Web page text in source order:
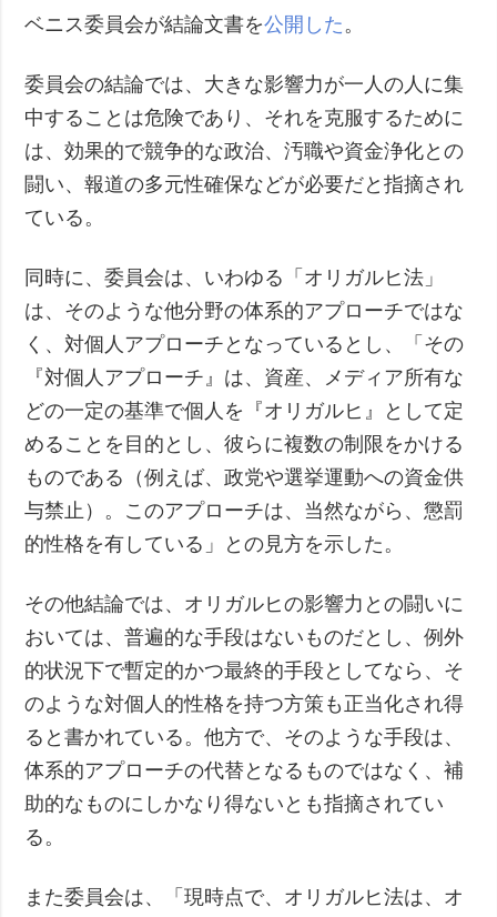
動画
ベニス委員会が結論文書を公開した 。
委員会の結論では、大きな影響力が一人の人に集
中することは危険であり、それを克服するために
は、効果的で競争的な政治、汚職や資金浄化との
闘い、報道の多元性確保などが必要だと指摘され
ている。
同時に、委員会は、いわゆる「オリガルヒ法」
は、そのような他分野の体系的アプローチではな
く、対個人アプローチとなっているとし、「その
『対個人アプローチ』は、資産、メディア所有な
どの一定の基準で個人を『オリガルヒ』として定
めることを目的とし、彼らに複数の制限をかける
ものである（例えば、政党や選挙運動への資金供
与禁止）。このアプローチは、当然ながら、懲罰
的性格を有している」との見方を示した。
その他結論では、オリガルヒの影響力との闘いに
おいては、普遍的な手段はないものだとし、例外
的状況下で暫定的かつ最終的手段としてなら、そ
のような対個人的性格を持つ方策も正当化され得
ると書かれている。他方で、そのような手段は、
体系的アプローチの代替となるものではなく、補
助的なものにしかなり得ないとも指摘されてい
る。
また委員会は、「現時点で、オリガルヒ法は、オ